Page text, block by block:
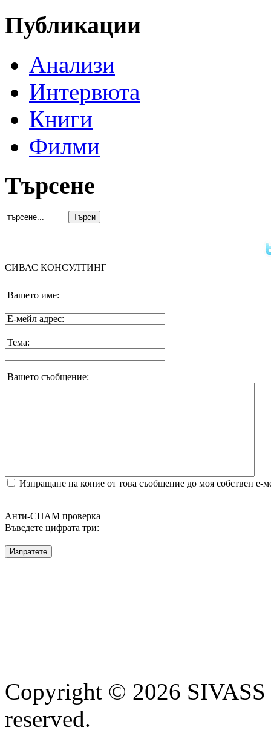
Публикации
Анализи
Интервюта
Книги
Филми
Търсене
СИВАС КОНСУЛТИНГ
Вашето име:
Е-мейл адрес:
Тема:
Вашето съобщение:
Изпращане на копие от това съобщение до моя собствен е-
Анти-СПАМ проверка
Въведете цифрата три:
Copyright © 2026
reserved.